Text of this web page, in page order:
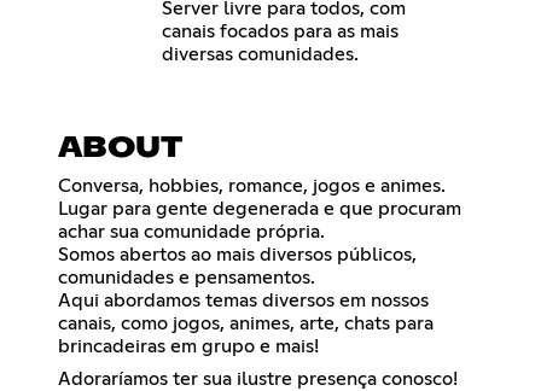
Server livre para todos, com
canais focados para as mais
diversas comunidades.
ABOUT
Conversa, hobbies, romance, jogos e animes.
Lugar para gente degenerada e que procuram
achar sua comunidade própria.
Somos abertos ao mais diversos públicos,
comunidades e pensamentos.
Aqui abordamos temas diversos em nossos
canais, como jogos, animes, arte, chats para
brincadeiras em grupo e mais!
Adoraríamos ter sua ilustre presença conosco!